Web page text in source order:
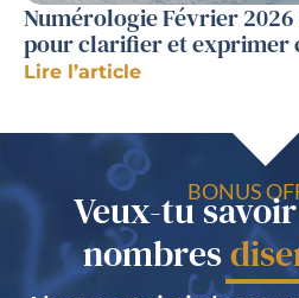
Numérologie Février 2026
pour clarifier et exprimer
Lire l’article
BONUS
Veux-tu
nombres